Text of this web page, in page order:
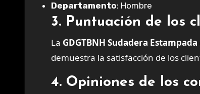
Departamento: Hombre
3. Puntuación de los
La GDGTBNH Sudadera Estampada
demuestra la satisfacción de los
4. Opiniones de los